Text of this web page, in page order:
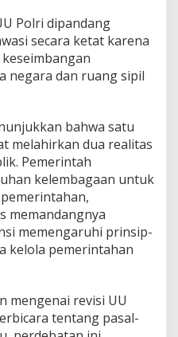
Polri dipandang
secara ketat karena
negara dan ruang sipil
bahwa satu
melahirkan dua realitas
Pemerintah
kelembagaan untuk
memandangnya
memengaruhi prinsip-
kelola pemerintahan
mengenai revisi UU
tentang pasal-